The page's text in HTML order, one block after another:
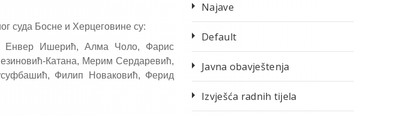
суда Босне и Херцеговине су:
Енвер Ишерић, Алма Чоло, Фарис
Катана, Мерим Сердаревић,
Филип Новаковић, Ферид
Najave
Default
Javna obavještenja
Izvješća radnih tijela